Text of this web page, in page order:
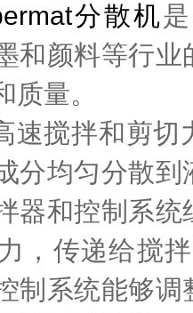
分散机
和颜料等行
量。
搅拌和剪切
分均匀分散
器和控制系
，传递给搅
制系统能够